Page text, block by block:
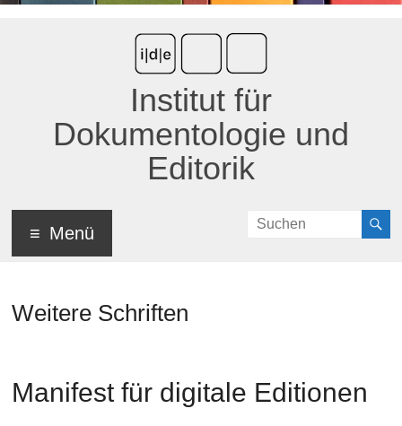
Institut für
Dokumentologie und
Editorik
Menü
Weitere Schriften
Manifest für digitale Editionen